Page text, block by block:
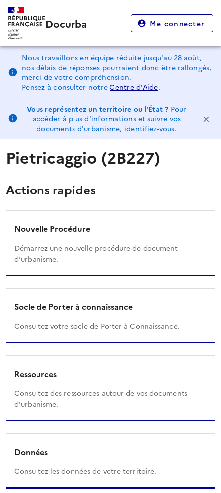
Docurba Me connecter
Nous travaillons en équipe réduite jusqu'au 28 août,
nos délais de réponses pourraient donc être rallongés,
merci de votre compréhension.
Pensez à consulter notreCentre d'Aide.
Vous représentez un territoire ou l'État ? Pour
accéder à plus d'informations et suivre vos
documents d'urbanisme, identifiez-vous.
Pietricaggio (2B227)
Actions rapides
Nouvelle Procédure
Démarrez une nouvelle procédure de document
d’urbanisme.
Socle de Porter à connaissance
Consultez votre socle de Porter à Connaissance.
Ressources
Consultez des ressources autour de vos documents
d’urbanisme.
Données
Consultez les données de votre territoire.